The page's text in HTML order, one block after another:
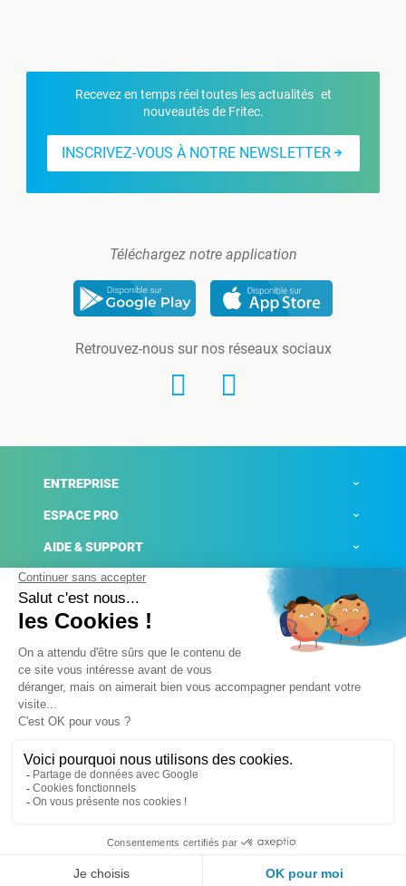
Recevez en temps réel toutes les actualités et
nouveautés de Fritec.
INSCRIVEZ-VOUS À NOTRE NEWSLETTER
Téléchargez notre application
Retrouvez-nous sur nos réseaux sociaux
ENTREPRISE
ESPACE PRO
AIDE & SUPPORT
ACTUALITÉS
Mentions légales
Conditions générales de ventes
Plateforme de signalement